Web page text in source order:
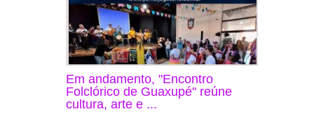
Em andamento, "Encontro
Folclórico de Guaxupé" reúne
cultura, arte e ...